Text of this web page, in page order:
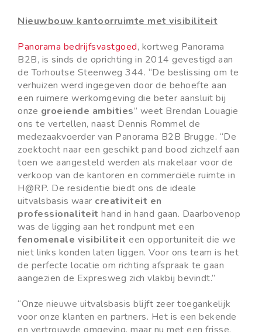
Nieuwbouw kantoorruimte met visibiliteit
Panorama bedrijfsvastgoed, kortweg Panorama
B2B, is sinds de oprichting in 2014 gevestigd aan
de Torhoutse Steenweg 344. “De beslissing om te
verhuizen werd ingegeven door de behoefte aan
een ruimere werkomgeving die beter aansluit bij
onze groeiende ambities” weet Brendan Louagie
ons te vertellen, naast Dennis Rommel de
medezaakvoerder van Panorama B2B Brugge. “De
zoektocht naar een geschikt pand bood zichzelf aan
toen we aangesteld werden als makelaar voor de
verkoop van de kantoren en commerciële ruimte in
H@RP. De residentie biedt ons de ideale
uitvalsbasis waar creativiteit en
professionaliteit hand in hand gaan. Daarbovenop
was de ligging aan het rondpunt met een
fenomenale visibiliteit een opportuniteit die we
niet links konden laten liggen. Voor ons team is het
de perfecte locatie om richting afspraak te gaan
aangezien de Expresweg zich vlakbij bevindt.”
“Onze nieuwe uitvalsbasis blijft zeer toegankelijk
voor onze klanten en partners. Het is een bekende